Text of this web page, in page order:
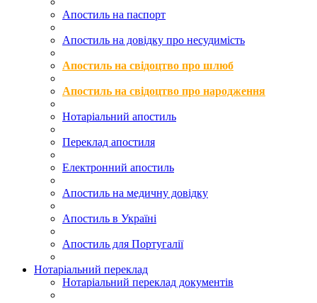
Апостиль на паспорт
Апостиль на довідку про несудимість
Апостиль на свідоцтво про шлюб
Апостиль на свідоцтво про народження
Нотаріальний апостиль
Переклад апостиля
Електронний апостиль
Апостиль на медичну довідку
Апостиль в Україні
Апостиль для Португалії
Нотаріальний переклад
Нотаріальний переклад документів